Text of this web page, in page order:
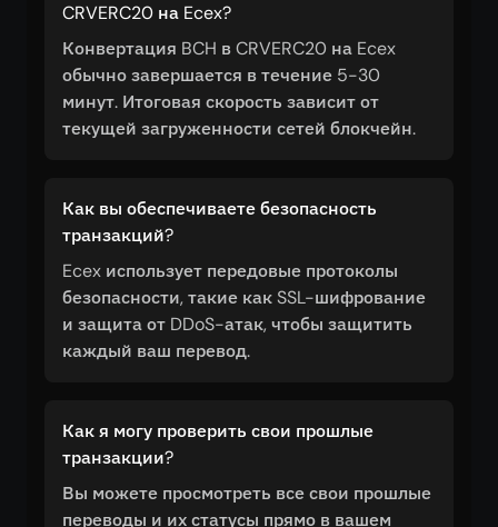
CRVERC20 на Ecex?
Конвертация BCH в CRVERC20 на Ecex
обычно завершается в течение 5-30
минут. Итоговая скорость зависит от
текущей загруженности сетей блокчейн.
Как вы обеспечиваете безопасность
транзакций?
Ecex использует передовые протоколы
безопасности, такие как SSL-шифрование
и защита от DDoS-атак, чтобы защитить
каждый ваш перевод.
Как я могу проверить свои прошлые
транзакции?
Вы можете просмотреть все свои прошлые
переводы и их статусы прямо в вашем